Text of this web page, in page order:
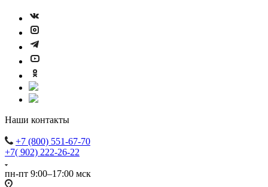
Наши контакты
+7 (800) 551-67-70
+7( 902) 222-26-22
пн-пт 9:00–17:00 мск